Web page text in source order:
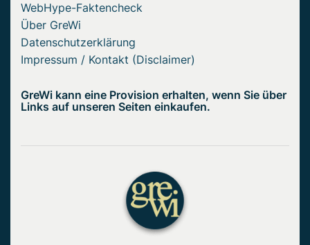
WebHype-Faktencheck
Über GreWi
Datenschutzerklärung
Impressum / Kontakt (Disclaimer)
GreWi kann eine Provision erhalten, wenn Sie über
Links auf unseren Seiten einkaufen.